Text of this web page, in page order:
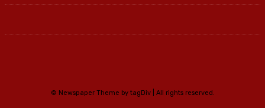
© Newspaper Theme by tagDiv | All rights reserved.